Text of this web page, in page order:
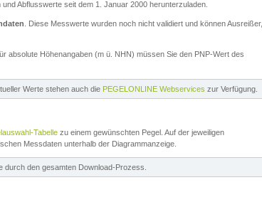
Abflusswerte seit dem 1. Januar 2000 herunterzuladen.
. Diese Messwerte wurden noch nicht validiert und können Ausreißer,
absolute Höhenangaben (m ü. NHN) müssen Sie den PNP-Wert des
Werte stehen auch die PEGELONLINE Webservices zur Verfügung.
Tabelle zu einem gewünschten Pegel. Auf der jeweiligen
Messdaten unterhalb der Diagrammanzeige.
durch den gesamten Download-Prozess.